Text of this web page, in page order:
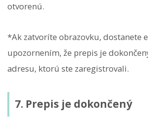
otvorenú.
*Ak zatvoríte obrazovku, dostanete
upozornením, že prepis je
adresu, ktorú ste zaregistrovali.
7. Prepis je dokončený